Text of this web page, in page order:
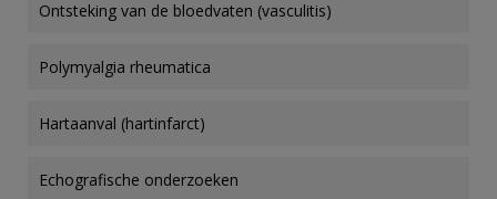
Ontsteking van de bloedvaten (vasculitis)
Polymyalgia rheumatica
Hartaanval (hartinfarct)
Echografische onderzoeken